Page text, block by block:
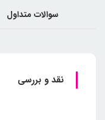
سوالات متداول
نقد و بررسی